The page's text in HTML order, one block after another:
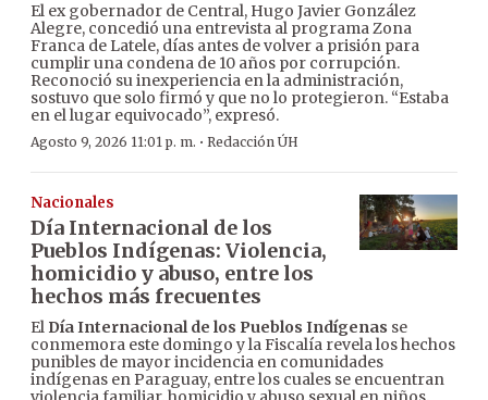
El ex gobernador de Central, Hugo Javier González
Alegre, concedió una entrevista al programa Zona
Franca de Latele, días antes de volver a prisión para
cumplir una condena de 10 años por corrupción.
Reconoció su inexperiencia en la administración,
sostuvo que solo firmó y que no lo protegieron. “Estaba
en el lugar equivocado”, expresó.
Agosto 9, 2026 11:01 p. m. · Redacción ÚH
Nacionales
Día Internacional de los
Pueblos Indígenas: Violencia,
homicidio y abuso, entre los
hechos más frecuentes
El Día Internacional de los Pueblos Indígenas se
conmemora este domingo y la Fiscalía revela los hechos
punibles de mayor incidencia en comunidades
indígenas en Paraguay, entre los cuales se encuentran